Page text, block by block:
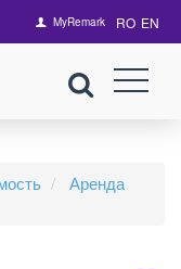
MyRemark RO EN
Аренда